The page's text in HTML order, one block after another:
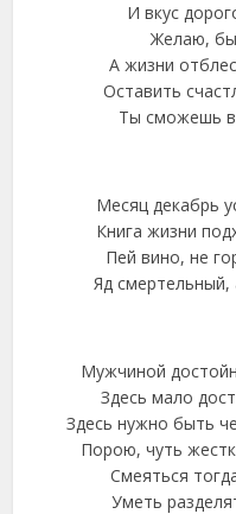
И вкус
Желаю,
А жизни
Оставить
Ты сможешь
Месяц декабрь
Книга жизни
Пей вино, не
Яд
Мужчиной
Здесь мало
Здесь нужно быть
Порою, чуть
Смеяться
Уметь